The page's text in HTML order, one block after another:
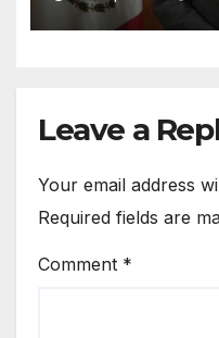
estados
Leave a
Your email address
Required fields are
Comment *